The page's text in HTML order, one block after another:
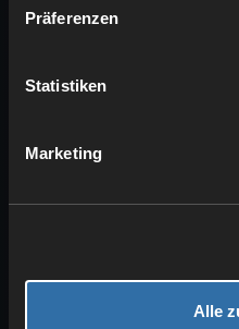
Präferenzen
Statistiken
Marketing
Alle
Monster gebunden
(Mace)sowie